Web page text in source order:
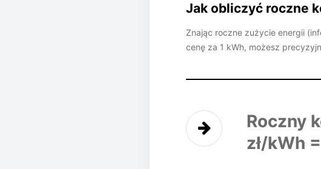
Jak obliczyć roczne
Znając roczne zużycie energii
cenę za 1 kWh, możesz
Roczny
zł/kWh